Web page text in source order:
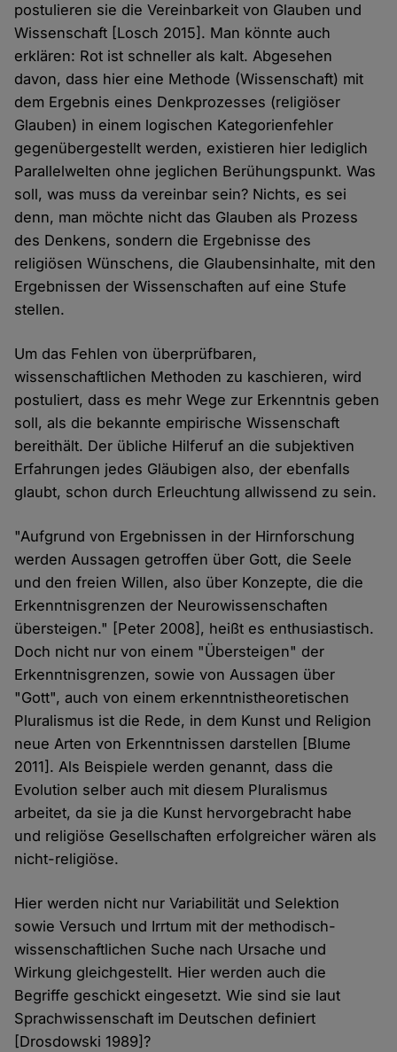
postulieren sie die Vereinbarkeit von Glauben und
Wissenschaft [Losch 2015]. Man könnte auch
erklären: Rot ist schneller als kalt. Abgesehen
davon, dass hier eine Methode (Wissenschaft) mit
dem Ergebnis eines Denkprozesses (religiöser
Glauben) in einem logischen Kategorienfehler
gegenübergestellt werden, existieren hier lediglich
Parallelwelten ohne jeglichen Berühungspunkt. Was
soll, was muss da vereinbar sein? Nichts, es sei
denn, man möchte nicht das Glauben als Prozess
des Denkens, sondern die Ergebnisse des
religiösen Wünschens, die Glaubensinhalte, mit den
Ergebnissen der Wissenschaften auf eine Stufe
stellen.
Um das Fehlen von überprüfbaren,
wissenschaftlichen Methoden zu kaschieren, wird
postuliert, dass es mehr Wege zur Erkenntnis geben
soll, als die bekannte empirische Wissenschaft
bereithält. Der übliche Hilferuf an die subjektiven
Erfahrungen jedes Gläubigen also, der ebenfalls
glaubt, schon durch Erleuchtung allwissend zu sein.
"Aufgrund von Ergebnissen in der Hirnforschung
werden Aussagen getroffen über Gott, die Seele
und den freien Willen, also über Konzepte, die die
Erkenntnisgrenzen der Neurowissenschaften
übersteigen." [Peter 2008], heißt es enthusiastisch.
Doch nicht nur von einem "Übersteigen" der
Erkenntnisgrenzen, sowie von Aussagen über
"Gott", auch von einem erkenntnistheoretischen
Pluralismus ist die Rede, in dem Kunst und Religion
neue Arten von Erkenntnissen darstellen [Blume
2011]. Als Beispiele werden genannt, dass die
Evolution selber auch mit diesem Pluralismus
arbeitet, da sie ja die Kunst hervorgebracht habe
und religiöse Gesellschaften erfolgreicher wären als
nicht-religiöse.
Hier werden nicht nur Variabilität und Selektion
sowie Versuch und Irrtum mit der methodisch-
wissenschaftlichen Suche nach Ursache und
Wirkung gleichgestellt. Hier werden auch die
Begriffe geschickt eingesetzt. Wie sind sie laut
Sprachwissenschaft im Deutschen definiert
[Drosdowski 1989]?